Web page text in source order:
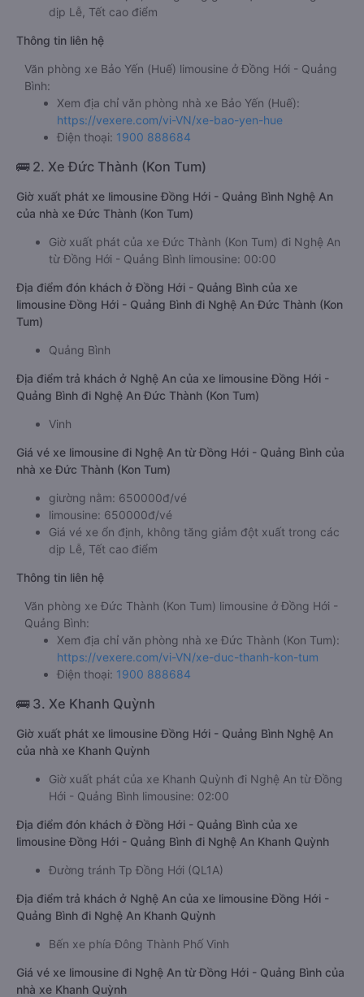
dịp Lễ, Tết cao điểm
Thông tin liên hệ
Văn phòng xe Bảo Yến (Huế) limousine ở Đồng Hới - Quảng
Bình:
Xem địa chỉ văn phòng nhà xe Bảo Yến (Huế):
https://vexere.com/vi-VN/xe-bao-yen-hue
Điện thoại: 1900 888684
🚌 2. Xe Đức Thành (Kon Tum)
Giờ xuất phát xe limousine Đồng Hới - Quảng Bình Nghệ An
của nhà xe Đức Thành (Kon Tum)
Giờ xuất phát của xe Đức Thành (Kon Tum) đi Nghệ An
từ Đồng Hới - Quảng Bình limousine: 00:00
Địa điểm đón khách ở Đồng Hới - Quảng Bình của xe
limousine Đồng Hới - Quảng Bình đi Nghệ An Đức Thành (Kon
Tum)
Quảng Bình
Địa điểm trả khách ở Nghệ An của xe limousine Đồng Hới -
Quảng Bình đi Nghệ An Đức Thành (Kon Tum)
Vinh
Giá vé xe limousine đi Nghệ An từ Đồng Hới - Quảng Bình của
nhà xe Đức Thành (Kon Tum)
giường nằm: 650000đ/vé
limousine: 650000đ/vé
Giá vé xe ổn định, không tăng giảm đột xuất trong các
dịp Lễ, Tết cao điểm
Thông tin liên hệ
Văn phòng xe Đức Thành (Kon Tum) limousine ở Đồng Hới -
Quảng Bình:
Xem địa chỉ văn phòng nhà xe Đức Thành (Kon Tum):
https://vexere.com/vi-VN/xe-duc-thanh-kon-tum
Điện thoại: 1900 888684
🚌 3. Xe Khanh Quỳnh
Giờ xuất phát xe limousine Đồng Hới - Quảng Bình Nghệ An
của nhà xe Khanh Quỳnh
Giờ xuất phát của xe Khanh Quỳnh đi Nghệ An từ Đồng
Hới - Quảng Bình limousine: 02:00
Địa điểm đón khách ở Đồng Hới - Quảng Bình của xe
limousine Đồng Hới - Quảng Bình đi Nghệ An Khanh Quỳnh
Đường tránh Tp Đồng Hới (QL1A)
Địa điểm trả khách ở Nghệ An của xe limousine Đồng Hới -
Quảng Bình đi Nghệ An Khanh Quỳnh
Bến xe phía Đông Thành Phố Vinh
Giá vé xe limousine đi Nghệ An từ Đồng Hới - Quảng Bình của
nhà xe Khanh Quỳnh